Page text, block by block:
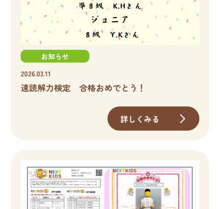
お知らせ
2026.03.11
速読解力検定 合格おめでとう！
詳しくみる